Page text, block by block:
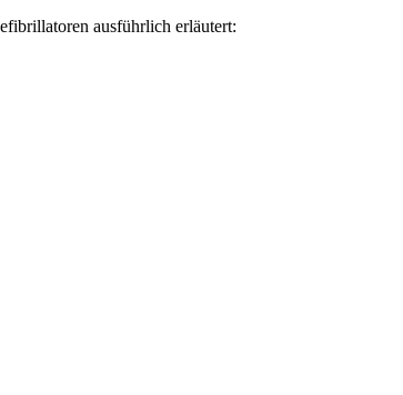
ausführlich erläutert: